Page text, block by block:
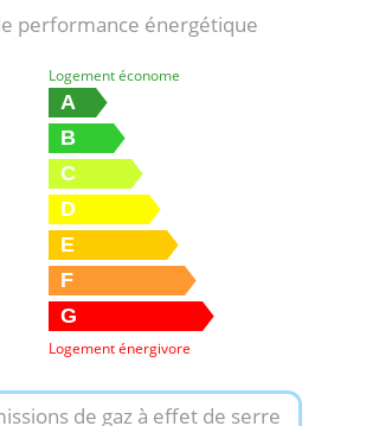
performance énergétique
Logement économe
A
B
C
D
E
F
G
Logement énergivore
de gaz à effet de serre